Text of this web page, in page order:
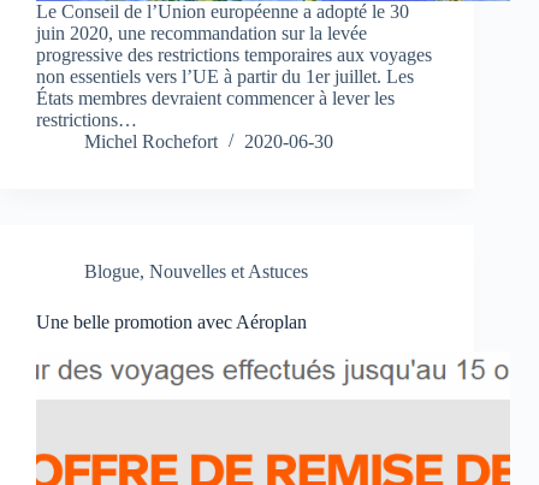
Le Conseil de l’Union européenne a adopté le 30
juin 2020, une recommandation sur la levée
progressive des restrictions temporaires aux voyages
non essentiels vers l’UE à partir du 1er juillet. Les
États membres devraient commencer à lever les
restrictions…
Michel Rochefort
2020-06-30
Blogue, Nouvelles et Astuces
Une belle promotion avec Aéroplan